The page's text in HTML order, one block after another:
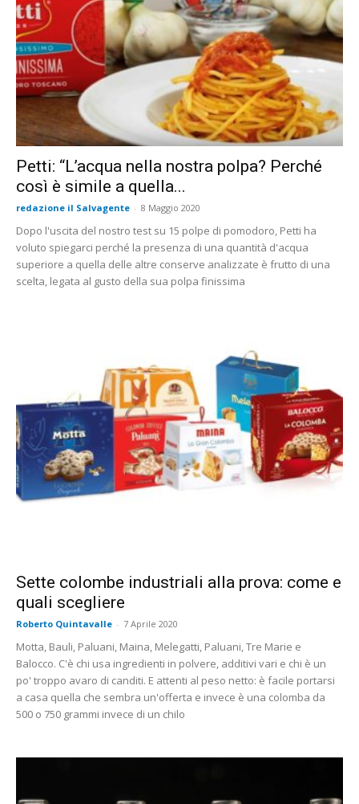
Petti: “L’acqua nella nostra polpa? Perché
così è simile a quella...
redazione il Salvagente - 8 Maggio 2020
Dopo l'uscita del nostro test su 15 polpe di pomodoro, Petti ha
voluto spiegarci perché la presenza di una quantità d'acqua
superiore a quella delle altre conserve analizzate è frutto di una
scelta, legata al gusto della sua polpa finissima
Sette colombe industriali alla prova: come e
quali scegliere
Roberto Quintavalle - 7 Aprile 2020
Motta, Bauli, Paluani, Maina, Melegatti, Paluani, Tre Marie e
Balocco. C'è chi usa ingredienti in polvere, additivi vari e chi è un
po' troppo avaro di canditi. E attenti al peso netto: è facile portarsi
a casa quella che sembra un'offerta e invece è una colomba da
500 o 750 grammi invece di un chilo